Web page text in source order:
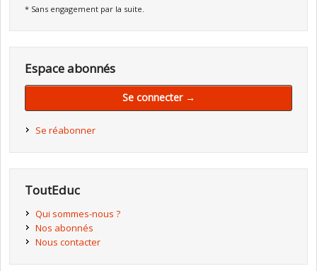
* Sans engagement par la suite.
Espace abonnés
Se connecter →
Se réabonner
ToutEduc
Qui sommes-nous ?
Nos abonnés
Nous contacter